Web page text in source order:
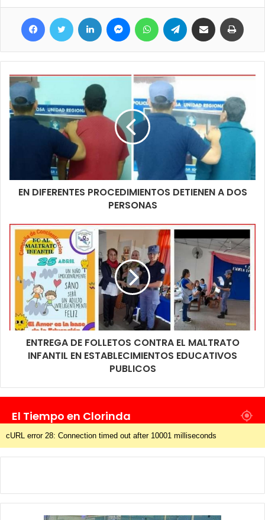
grupo de ocho personas de sexo masculino, todos mayores de
edad, quienes aparentemente se hallaban riñendo entre si y al
notar la presencia policial se tornan agresivos insultando al
personal actuante.
facultades conferidas por la Ley fueron trasladadas a sede
policial a los fines Contravencionales correspondientes.
Estas personas fueron notificadas de la Causa Contravencional
correspondiente y tras verificarse sus antecedentes
recuperaron Libertad.
Facebook Twitter LinkedIn MessengerWhatsApp Telegram Compartir por correo electrónico
EN DIFERENTES PROCEDIMIENTOS DETIENEN A DOS
PERSONAS
ENTREGA DE FOLLETOS CONTRA EL MALTRATO
INFANTIL EN ESTABLECIMIENTOS EDUCATIVOS
PUBLICOS
El Tiempo en Clorinda
cURL error 28: Connection timed out after 10001 milliseconds